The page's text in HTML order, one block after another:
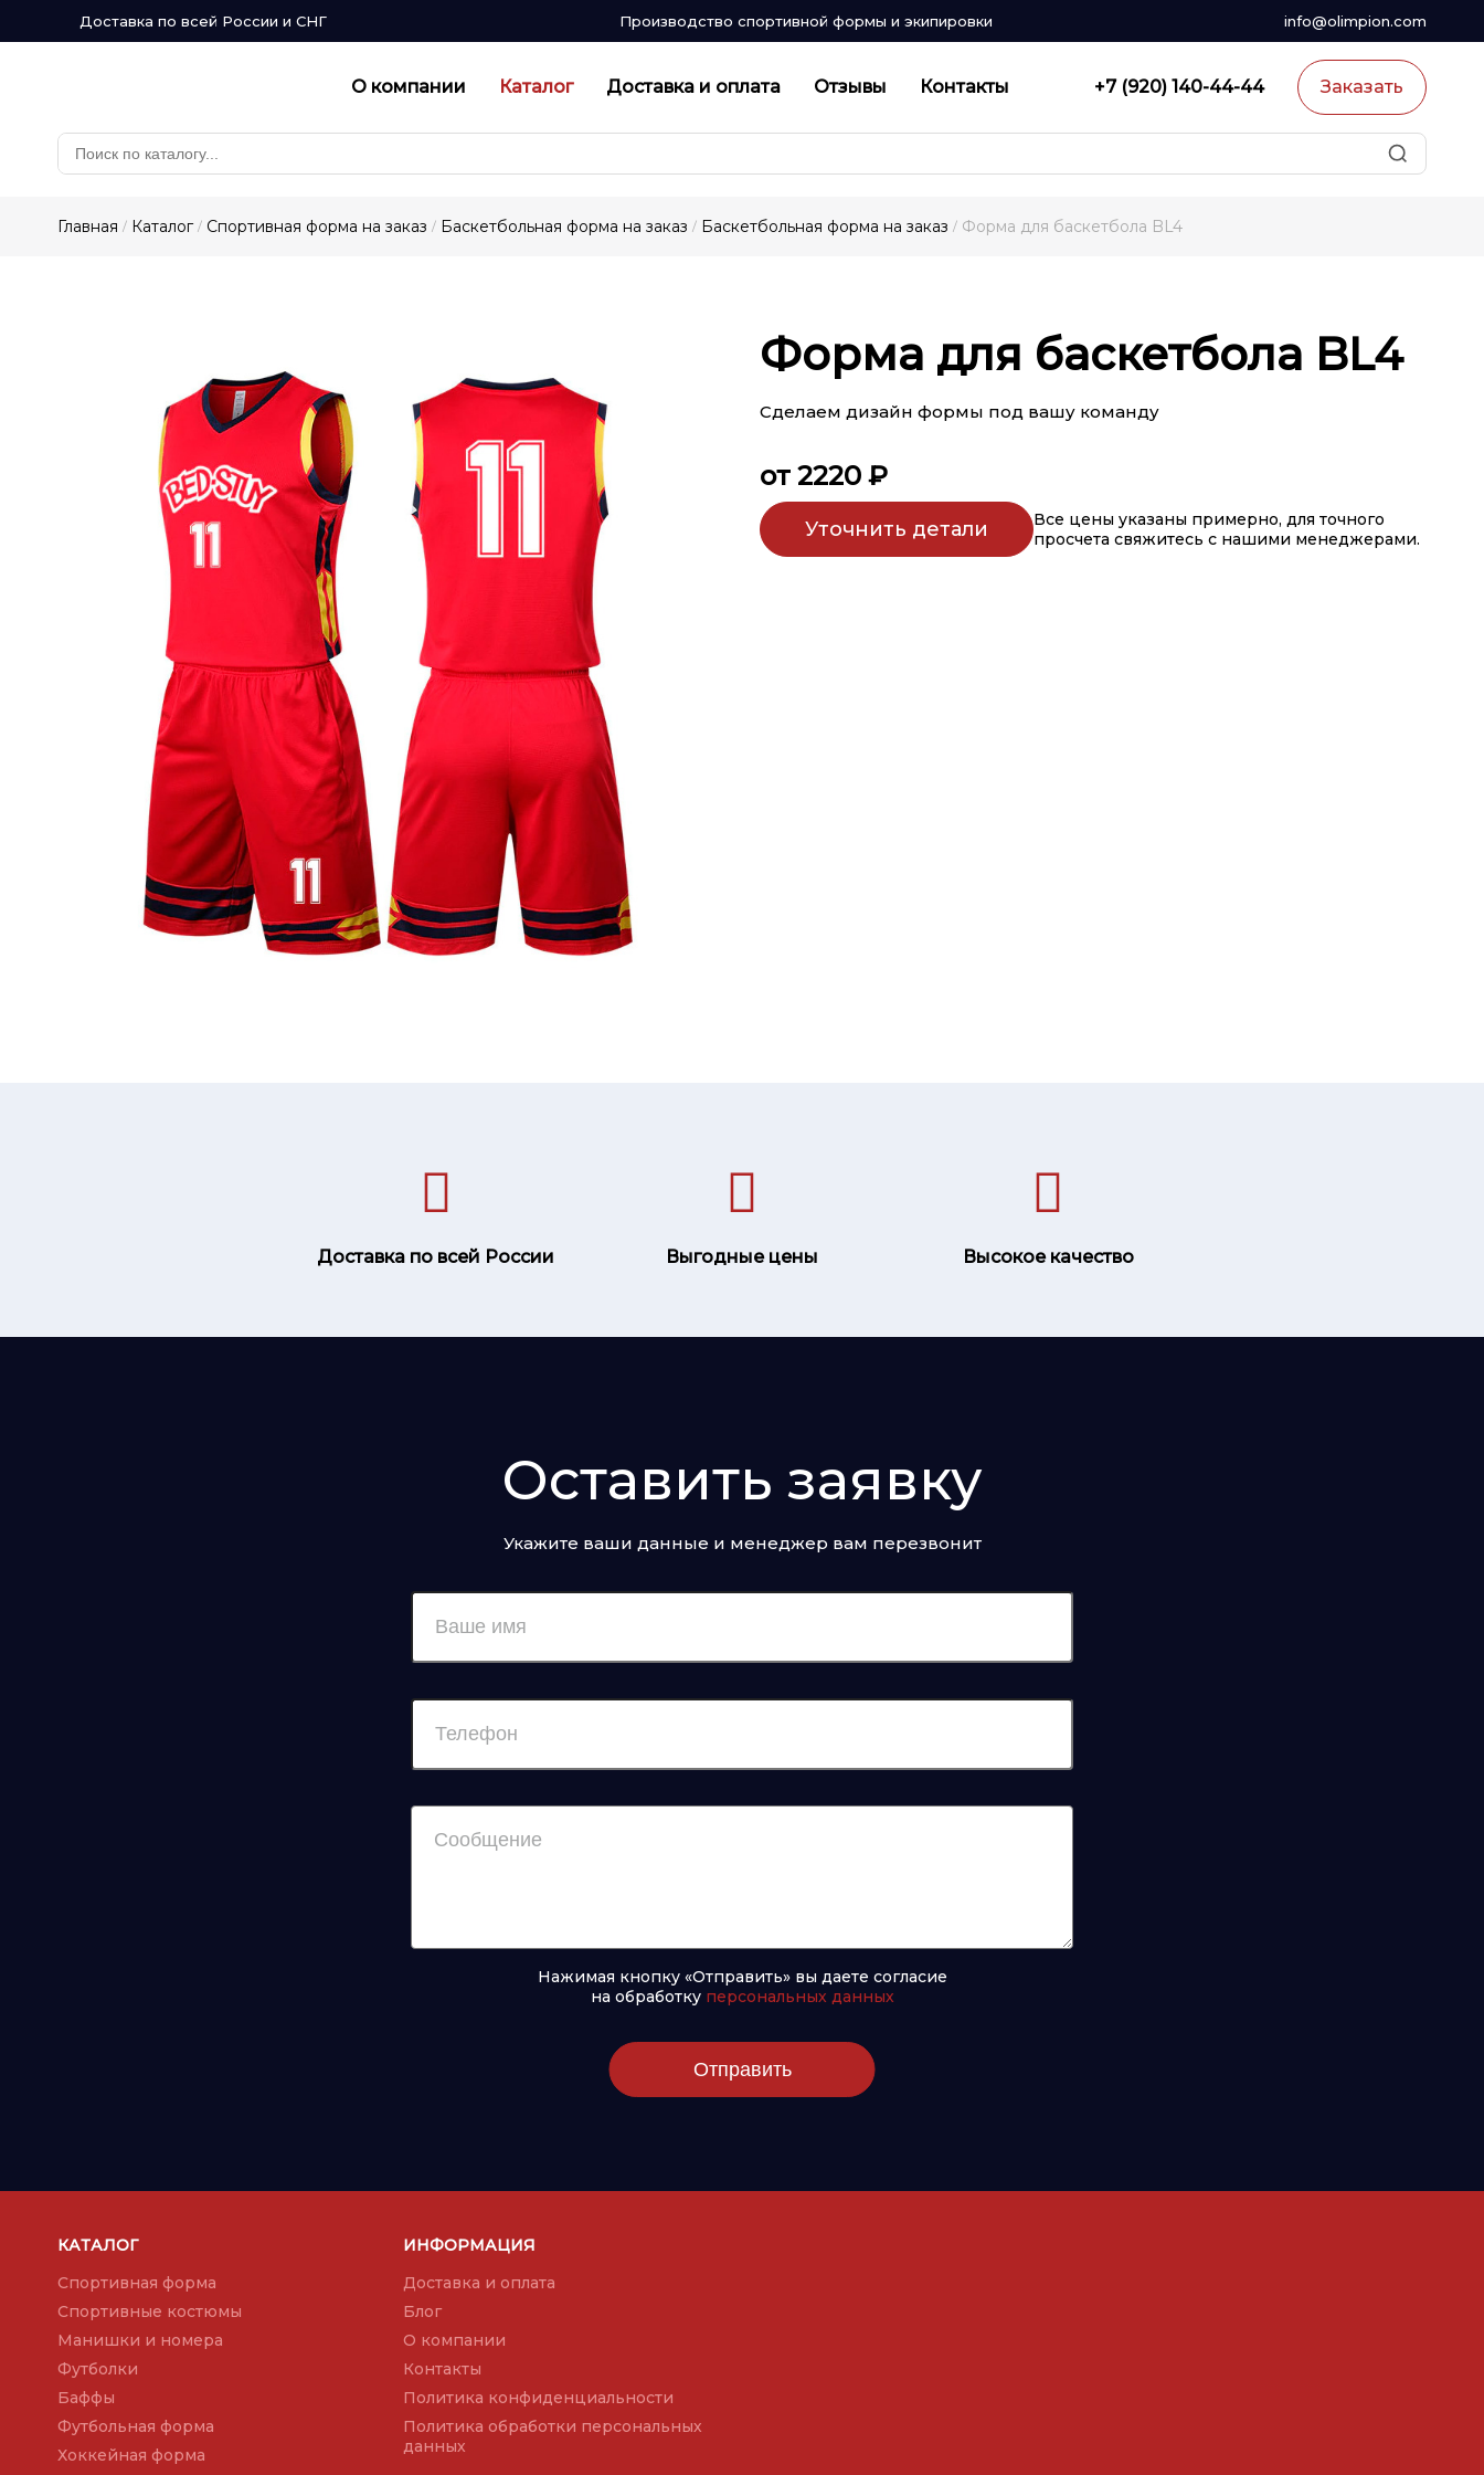
Доставка по всей России и СНГ Производство спортивной формы и экипировки info@olimpion.com
О компании Каталог Доставка и оплата Отзывы Контакты +7 (920) 140-44-44 Заказать
Главная / Каталог / Спортивная форма на заказ / Баскетбольная форма на заказ / Баскетбольная форма на заказ / Форма для баскетбола BL4
Форма для баскетбола BL4
Сделаем дизайн формы под вашу команду
от 2220 ₽
Уточнить детали
Все цены указаны примерно, для точного
просчета свяжитесь с нашими менеджерами.
Доставка по всей России Выгодные цены Высокое качество
Оставить заявку
Укажите ваши данные и менеджер вам перезвонит
Нажимая кнопку «Отправить» вы даете согласие
на обработку персональных данных
Отправить
КАТАЛОГ
Спортивная форма
Спортивные костюмы
Манишки и номера
Футболки
Баффы
Футбольная форма
Хоккейная форма
ИНФОРМАЦИЯ
Доставка и оплата
Блог
О компании
Контакты
Политика конфиденциальности
Политика обработки персональных
данных